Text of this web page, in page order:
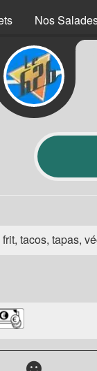
Nos
tacos, tapas,